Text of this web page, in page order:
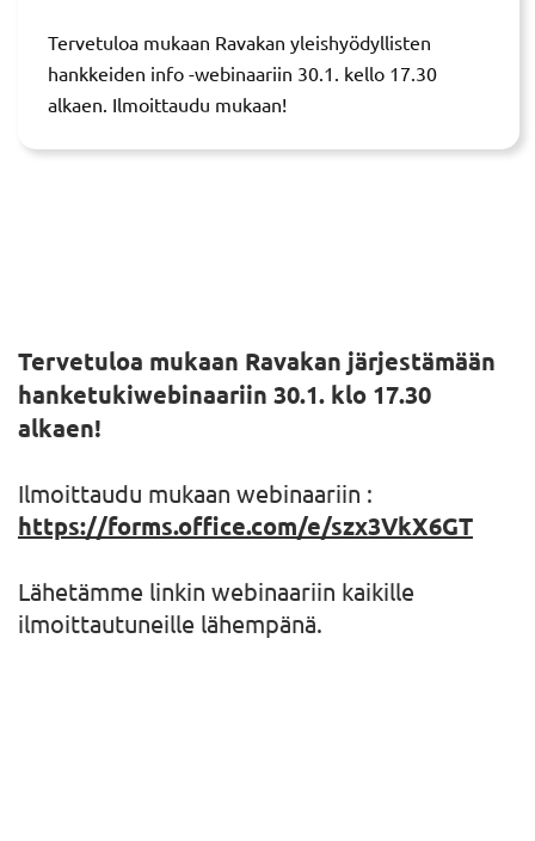
Tervetuloa mukaan Ravakan yleishyödyllisten
hankkeiden info -webinaariin 30.1. kello 17.30
alkaen. Ilmoittaudu mukaan!
Tervetuloa mukaan Ravakan järjestämään
hanketukiwebinaariin 30.1. klo 17.30
alkaen!
Ilmoittaudu mukaan webinaariin :
https://forms.office.com/e/szx3VkX6GT
Lähetämme linkin webinaariin kaikille
ilmoittautuneille lähempänä.